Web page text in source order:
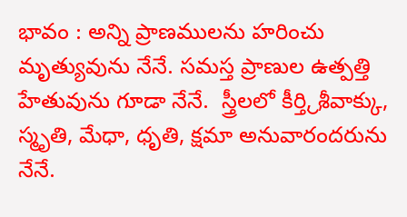
భావం : అన్ని ప్రాణములను హరించు
మృత్యువును నేనే. సమస్త ప్రాణుల ఉత్పత్తి
హేతువును గూడా నేనే. స్త్రీలలో కీర్తి, శ్రీ, వాక్కు,
స్మృతి, మేధా, ధృతి, క్షమా అనువారందరును
నేనే.